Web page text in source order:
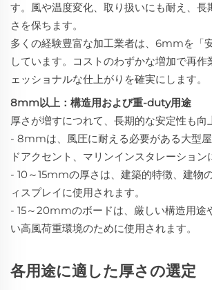
す。風や温度変化、取り扱いにも耐え、長
さを保ちます。
多くの経験豊富な加工業者は、6mmを「
しています。コストのわずかな増加で再作
ェッショナルな仕上がりを確実にします。
8mm以上：構造用および重-duty用途
厚さが増すにつれて、長期的な安定性も向
- 8mmは、風圧に耐える必要がある大型
ドアクセント、マリンインスタレーション
- 10～15mmの厚さは、建築的特徴、建物
ィスプレイに使用されます。
- 15～20mmのボードは、厳しい構造用途
い高風荷重環境のために使用されます。
各用途に適した厚さの選定